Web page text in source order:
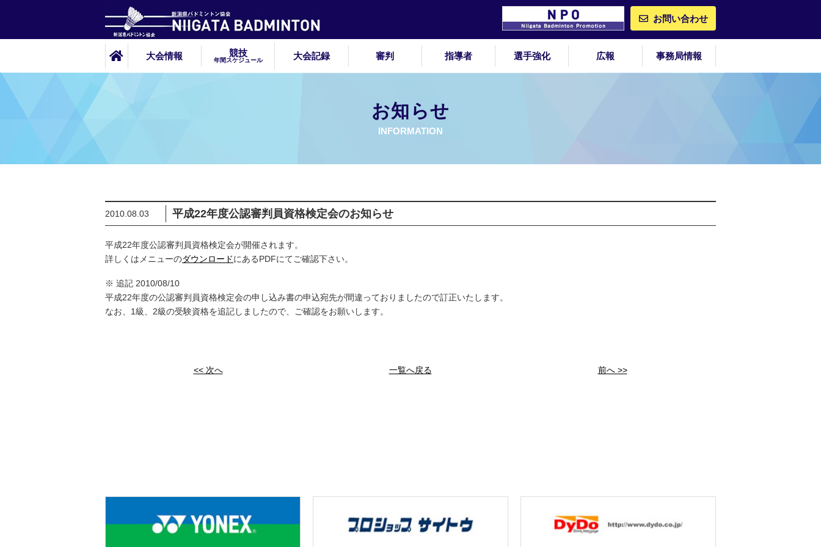
お問い合わせ
大会情報 競技
年間スケジュール 大会記録 審判 指導者 選手強化 広報 事務局情報
お知らせ
INFORMATION
2010.08.03 平成22年度公認審判員資格検定会のお知らせ
平成22年度公認審判員資格検定会が開催されます。
詳しくはメニューのダウンロードにあるPDFにてご確認下さい。
※ 追記 2010/08/10
平成22年度の公認審判員資格検定会の申し込み書の申込宛先が間違っておりましたので訂正いたします。
なお、1級、2級の受験資格を追記しましたので、ご確認をお願いします。
<< 次へ 一覧へ戻る 前へ >>